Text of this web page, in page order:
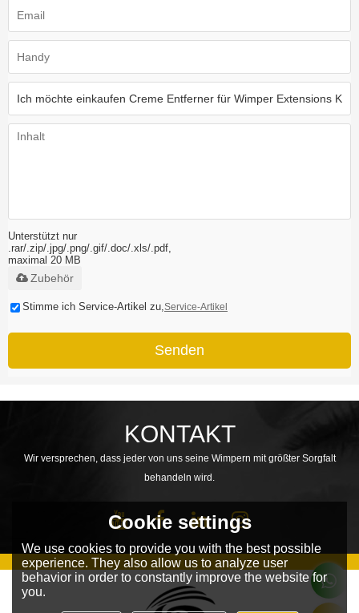
Unterstützt nur
.rar/.zip/.jpg/.png/.gif/.doc/.xls/.pdf,
maximal 20 MB
Zubehör
Stimme ich Service-Artikel zu,Service-Artikel
Senden
KONTAKT
Wir versprechen, dass jeder von uns seine Wimpern mit größter Sorgfalt
behandeln wird.
Cookie settings
We use cookies to provide you with the best possible
experience. They also allow us to analyze user
behavior in order to constantly improve the website for
you.